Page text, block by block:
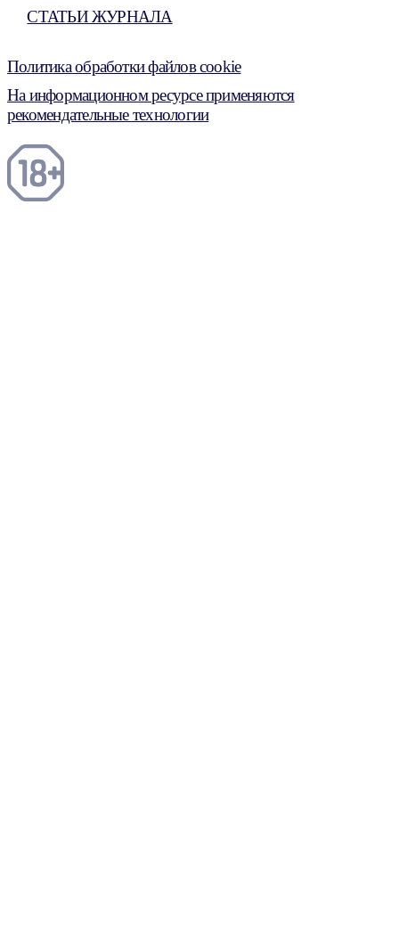
СТАТЬИ ЖУРНАЛА
Политика обработки файлов cookie
На информационном ресурсе применяются
рекомендательные технологии